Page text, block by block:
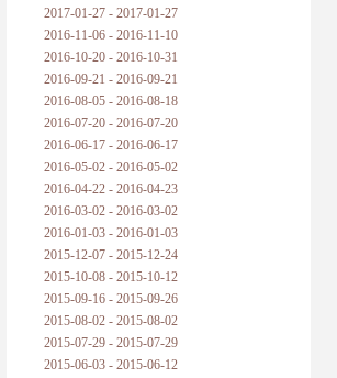
2017-01-27 - 2017-01-27
2016-11-06 - 2016-11-10
2016-10-20 - 2016-10-31
2016-09-21 - 2016-09-21
2016-08-05 - 2016-08-18
2016-07-20 - 2016-07-20
2016-06-17 - 2016-06-17
2016-05-02 - 2016-05-02
2016-04-22 - 2016-04-23
2016-03-02 - 2016-03-02
2016-01-03 - 2016-01-03
2015-12-07 - 2015-12-24
2015-10-08 - 2015-10-12
2015-09-16 - 2015-09-26
2015-08-02 - 2015-08-02
2015-07-29 - 2015-07-29
2015-06-03 - 2015-06-12